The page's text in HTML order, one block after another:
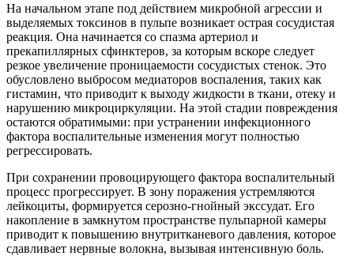
На начальном этапе под действием микробной агрессии и
выделяемых токсинов в пульпе возникает острая сосудистая
реакция. Она начинается со спазма артериол и
прекапиллярных сфинктеров, за которым вскоре следует
резкое увеличение проницаемости сосудистых стенок. Это
обусловлено выбросом медиаторов воспаления, таких как
гистамин, что приводит к выходу жидкости в ткани, отеку и
нарушению микроциркуляции. На этой стадии повреждения
остаются обратимыми: при устранении инфекционного
фактора воспалительные изменения могут полностью
регрессировать.
При сохранении провоцирующего фактора воспалительный
процесс прогрессирует. В зону поражения устремляются
лейкоциты, формируется серозно-гнойный экссудат. Его
накопление в замкнутом пространстве пульпарной камеры
приводит к повышению внутритканевого давления, которое
сдавливает нервные волокна, вызывая интенсивную боль.